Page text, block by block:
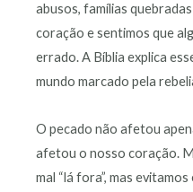
abusos, famílias
coração e sentimos que
errado. A Bíblia explica
mundo marcado pela
O pecado não afetou
afetou o nosso coração.
mal “lá fora”, mas